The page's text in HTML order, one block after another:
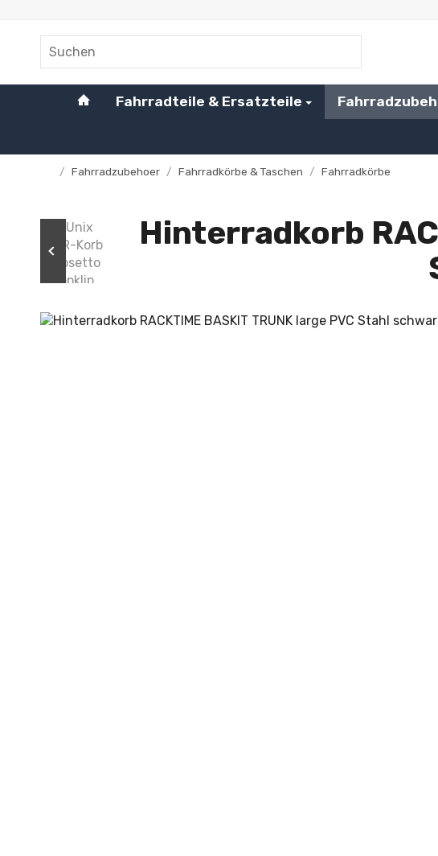
#custom.linkHome#
Fahrradteile & Ersatzteile
/ Fahrradzubehoer / Fahrradkörbe & Taschen / Fahrradkörbe
Hinterradkorb